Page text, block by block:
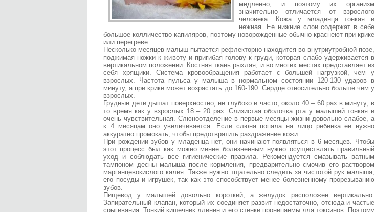
медленно, и поэтому их организм
значительно отличается от взрослого
человека. Кожа у младенца тонкая и
нежная. Ее нижние слои содержат в себе
большое колличество капиляров, поэтому новорожденные обычно краснеют при крике
или перегреве.
Несколько месяцев малыш пытается рефлекторно находится во внутриутробной позе,
поджимая ножки к животу и пригибая голову к груди, которая слабо удерживается в
вертикальном положении. Костная ткань рыхлая, и во многих местах представляет из
себя хрящики. Система кровообращения работает с большей нагрузкой, чем у
взрослых. Частота пульса у малыша в нормальном состоянии 120-130 ударов в
минуту, а при крике может возрастать до 160-190. Сердце относительно больше чем у
взрослых.
Грудные дети дышат поверхностно, не глубоко и часто, около 40 – 60 раз в минуту, в
то время как у взрослых 18 – 20 раз. Слизистая оболочка рта у малышей тонкая и
очень чувствительная. Слюноотделение в первые месяцы жизни довольно слабое, а
к 4 месяцам оно увеличивается. Если слюна попала на лицо ребенка ее нужно
аккуратно промокать, чтобы предотвратить раздражение кожи.
При рождении зубов у младенца нет, они начинают появляться в 6 месяцев. Чтобы
этот процесс был как можно менее болезненным нужно осуществлять правильный
уход и соблюдать все гигиенические правила. Рекомендуется смазывать ватным
тампоном десны малыша после кормления, предварительно смочив его раствором
марганцевокислого калия. Также нужно тщательно следить за чистотой рук малыша,
его посуды и игрушек, так как это способствует менее болезненному прорезыванию
зубов.
Пищевод у малышей довольно короткий, а желудок расположен вертикально.
Запирательный клапан, который их соединяет развит недостаточно, отсюда и частые
срыгивания. Тонкий кишечник длинен и его стенки проницаемы для токсинов. Поэтому